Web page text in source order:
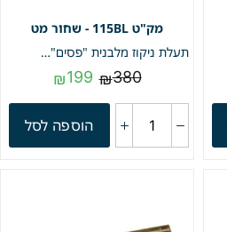
115BL - שחור מט
תעלת ניקוז מלבנית "פסים" | 10/40 | פטנט חסום ריחות וחרקים | שחור מט | מק"ט 115BL
₪380
₪199
הוספה לסל